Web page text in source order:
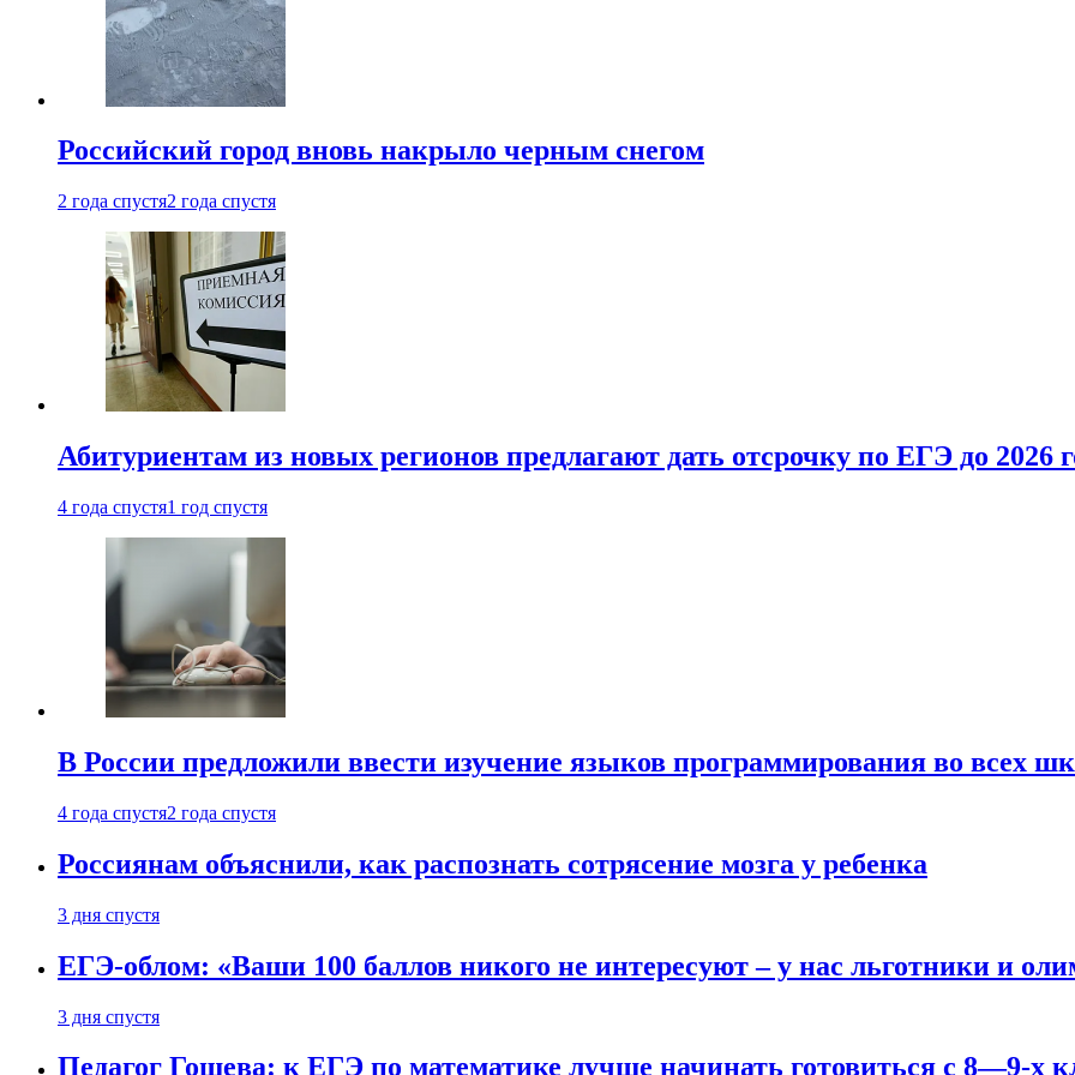
Российский город вновь накрыло черным снегом
2 года спустя2 года спустя
Абитуриентам из новых регионов предлагают дать отсрочку по ЕГЭ до 2026
4 года спустя1 год спустя
В России предложили ввести изучение языков программирования во всех
4 года спустя2 года спустя
Россиянам объяснили, как распознать сотрясение мозга у ребенка
3 дня спустя
ЕГЭ-облом: «Ваши 100 баллов никого не интересуют – у нас льготники и
3 дня спустя
Педагог Гошева: к ЕГЭ по математике лучше начинать готовиться с 8—9-х